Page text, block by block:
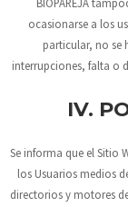
ocasionarse a los
particular, no se
interrupciones, falta o
IV.
Se informa que el Sitio
los Usuarios medios
directorios y motores